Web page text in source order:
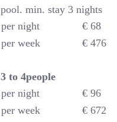
pool. min. stay 3 nights
per night
€ 68
per week
€ 476
3 to 4people
per night
€ 96
per week
€ 672